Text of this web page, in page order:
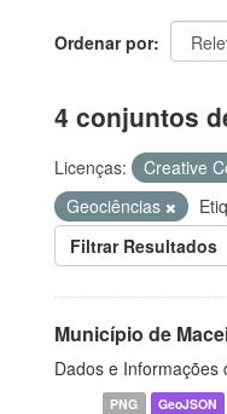
Ordenar por
4 conjuntos
Licenças: Creative
Geociências
Filtrar Resultados
Município de
Dados e Informações
PNG GeoJSON